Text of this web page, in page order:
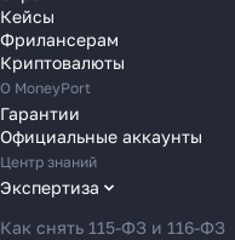
Переводы в Францию
Переводы в Хорватию
Переводы в Черногорию
Переводы в Чехию
Переводы в Швейцарию
Переводы в Эстонию
Переводы в Азербайджан
Кейсы
Фрилансерам
Криптовалюты
О MoneyPort
Гарантии
Официальные аккаунты
Центр знаний
Экспертиза
Как снять 115-ФЗ и 116-ФЗ